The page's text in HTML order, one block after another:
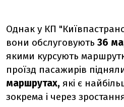
Однак у КП
вони обслуговують 36
якими курсують
проїзд пасажирів
маршрутах, які є
зокрема і через